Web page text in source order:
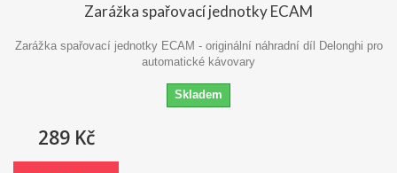
Zarážka spařovací jednotky ECAM
Zarážka spařovací jednotky ECAM - originální náhradní díl Delonghi pro
automatické kávovary
Skladem
289 Kč